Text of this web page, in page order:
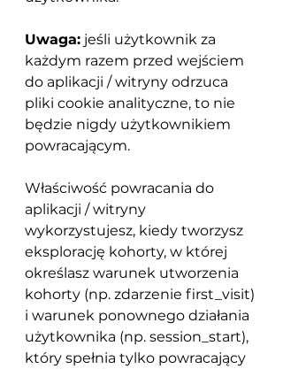
Uwaga: jeśli użytkownik za
każdym razem przed wejściem
do aplikacji / witryny odrzuca
pliki cookie analityczne, to nie
będzie nigdy użytkownikiem
powracającym.
Właściwość powracania do
aplikacji / witryny
wykorzystujesz, kiedy tworzysz
eksplorację kohorty, w której
określasz warunek utworzenia
kohorty (np. zdarzenie first_visit)
i warunek ponownego działania
użytkownika (np. session_start),
który spełnia tylko powracający